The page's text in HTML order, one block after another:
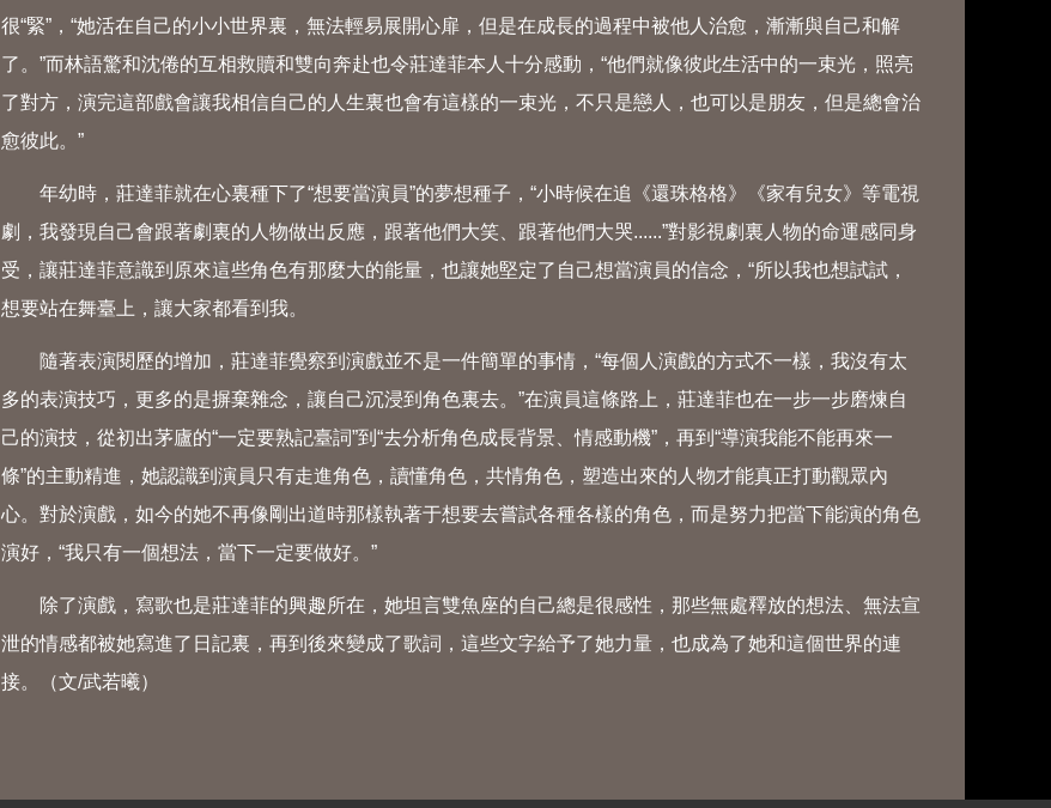
很“緊”，“她活在自己的小小世界裏，無法輕易展開心扉，但是在成長的過程中被他人治愈，漸漸與自己和解
了。”而林語驚和沈倦的互相救贖和雙向奔赴也令莊達菲本人十分感動，“他們就像彼此生活中的一束光，照亮
了對方，演完這部戲會讓我相信自己的人生裏也會有這樣的一束光，不只是戀人，也可以是朋友，但是總會治
愈彼此。”
年幼時，莊達菲就在心裏種下了“想要當演員”的夢想種子，“小時候在追《還珠格格》《家有兒女》等電視
劇，我發現自己會跟著劇裏的人物做出反應，跟著他們大笑、跟著他們大哭......”對影視劇裏人物的命運感同身
受，讓莊達菲意識到原來這些角色有那麼大的能量，也讓她堅定了自己想當演員的信念，“所以我也想試試，
想要站在舞臺上，讓大家都看到我。
隨著表演閱歷的增加，莊達菲覺察到演戲並不是一件簡單的事情，“每個人演戲的方式不一樣，我沒有太
多的表演技巧，更多的是摒棄雜念，讓自己沉浸到角色裏去。”在演員這條路上，莊達菲也在一步一步磨煉自
己的演技，從初出茅廬的“一定要熟記臺詞”到“去分析角色成長背景、情感動機”，再到“導演我能不能再來一
條”的主動精進，她認識到演員只有走進角色，讀懂角色，共情角色，塑造出來的人物才能真正打動觀眾內
心。對於演戲，如今的她不再像剛出道時那樣執著于想要去嘗試各種各樣的角色，而是努力把當下能演的角色
演好，“我只有一個想法，當下一定要做好。”
除了演戲，寫歌也是莊達菲的興趣所在，她坦言雙魚座的自己總是很感性，那些無處釋放的想法、無法宣
泄的情感都被她寫進了日記裏，再到後來變成了歌詞，這些文字給予了她力量，也成為了她和這個世界的連
接。（文/武若曦）